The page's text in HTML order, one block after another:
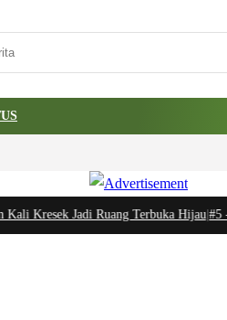
Jadi Ruang Terbuka Hijau|#5 -